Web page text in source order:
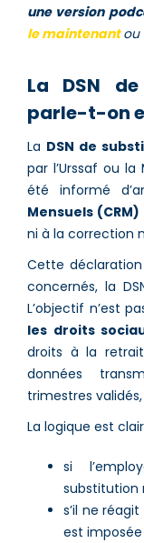
une version
le maintenantou
La DSN
parle-t-on
La DSN de
par l’Urssaf ou la
été informé
Mensuels (CRM)
ni à la correction
Cette
concernés, la
L’objectif n’est
les droits
droits à la
données
trimestres
La logique est
si
substitution
s’il ne
est